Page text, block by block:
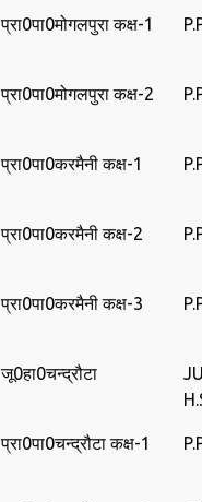
प्रा0पा0मोगलपुरा कक्ष-1
प्रा0पा0मोगलपुरा कक्ष-2
प्रा0पा0करमैनी कक्ष-1
प्रा0पा0करमैनी कक्ष-2
प्रा0पा0करमैनी कक्ष-3
जू0हा0चन्‍द्रौटा
प्रा0पा0चन्‍द्रौटा कक्ष-1